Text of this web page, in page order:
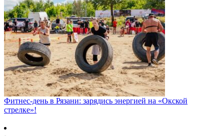
Фитнес‑день в Рязани: зарядись энергией на «Окской
стрелке»!